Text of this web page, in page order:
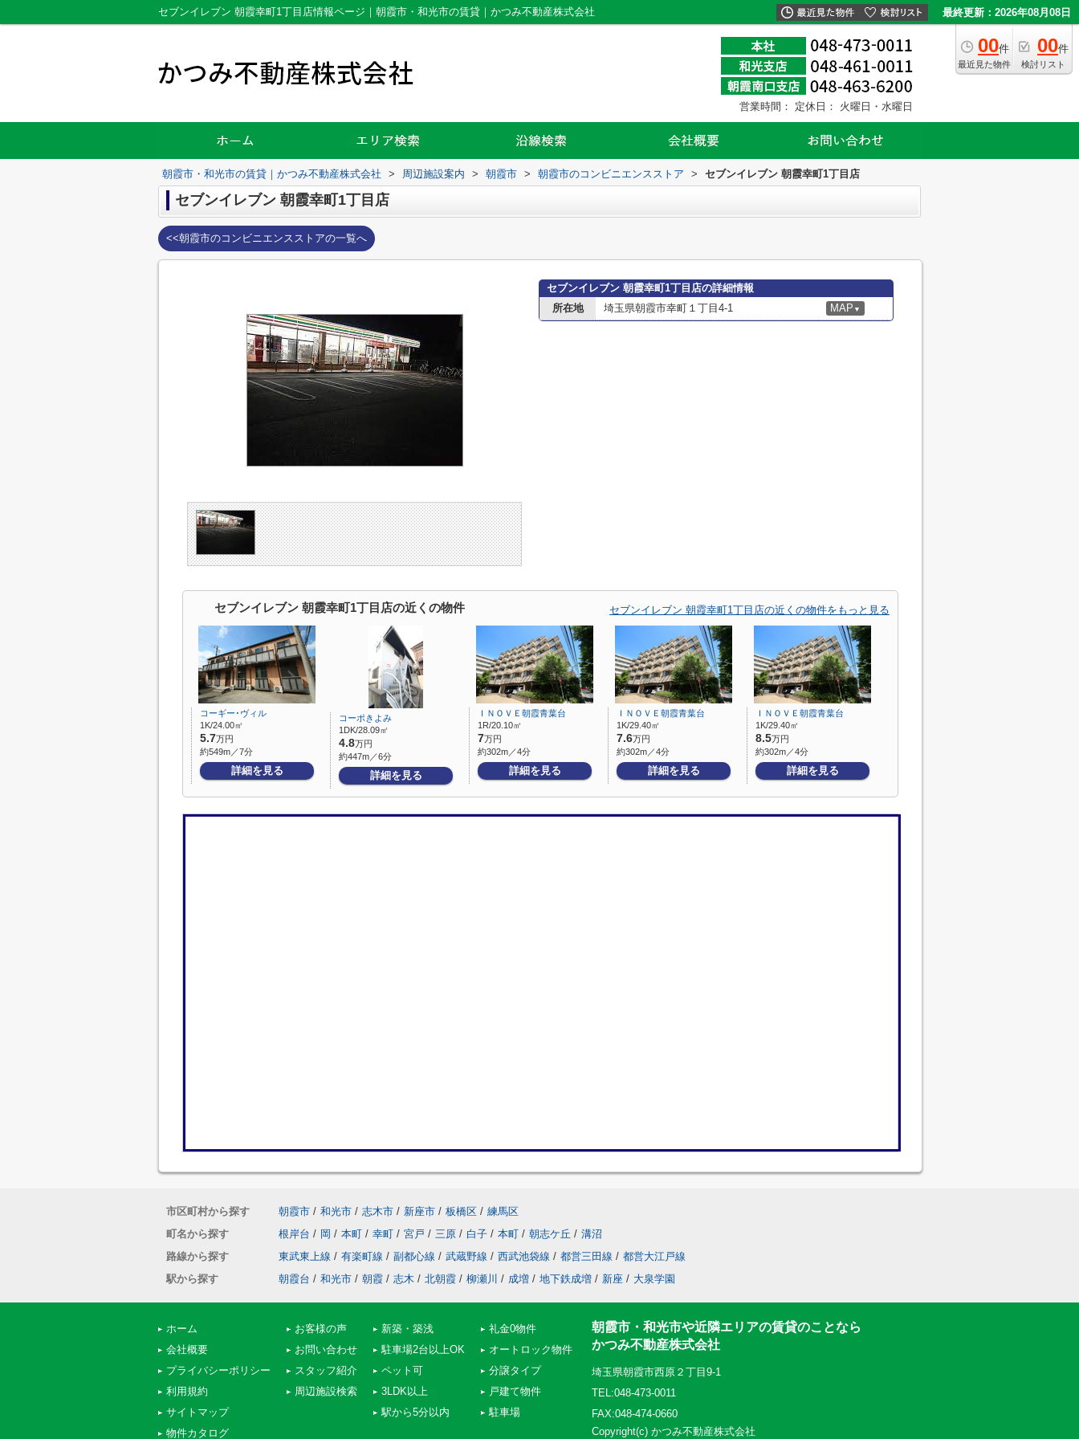
セブンイレブン 朝霞幸町1丁目店情報ページ｜朝霞市・和光市の賃貸｜かつみ不動産株式会社 最終更新：2026年08月08日
00件
最近見た物件
00件
検討リスト
営業時間： 定休日： 火曜日・水曜日
朝霞市・和光市の賃貸｜かつみ不動産株式会社 > 周辺施設案内 > 朝霞市 > 朝霞市のコンビニエンスストア > セブンイレブン 朝霞幸町1丁目店
セブンイレブン 朝霞幸町1丁目店
<<朝霞市のコンビニエンスストアの一覧へ
セブンイレブン 朝霞幸町1丁目店の詳細情報
所在地
埼玉県朝霞市幸町１丁目4-1 MAP ▼
セブンイレブン 朝霞幸町1丁目店の近くの物件 セブンイレブン 朝霞幸町1丁目店の近くの物件をもっと見る
コーギー･ヴィル
1K/24.00㎡
5.7万円
約549m／7分
詳細を見る
コーポきよみ
1DK/28.09㎡
4.8万円
約447m／6分
詳細を見る
ＩＮＯＶＥ朝霞青葉台
1R/20.10㎡
7万円
約302m／4分
詳細を見る
ＩＮＯＶＥ朝霞青葉台
1K/29.40㎡
7.6万円
約302m／4分
詳細を見る
ＩＮＯＶＥ朝霞青葉台
1K/29.40㎡
8.5万円
約302m／4分
詳細を見る
市区町村から探す 朝霞市 / 和光市 / 志木市 / 新座市 / 板橋区 / 練馬区
町名から探す
根岸台 / 岡 / 本町 / 幸町 / 宮戸 / 三原 / 白子 / 本町 / 朝志ケ丘 / 溝沼
路線から探す
東武東上線 / 有楽町線 / 副都心線 / 武蔵野線 / 西武池袋線 / 都営三田線 / 都営大江戸線
駅から探す
朝霞台 / 和光市 / 朝霞 / 志木 / 北朝霞 / 柳瀬川 / 成増 / 地下鉄成増 / 新座 / 大泉学園
ホーム
会社概要
プライバシーポリシー
利用規約
サイトマップ
物件カタログ
お客様の声
お問い合わせ
スタッフ紹介
周辺施設検索
新築・築浅
駐車場2台以上OK
ペット可
3LDK以上
駅から5分以内
礼金0物件
オートロック物件
分譲タイプ
戸建て物件
駐車場
朝霞市・和光市や近隣エリアの賃貸のことなら
かつみ不動産株式会社
埼玉県朝霞市西原２丁目9-1
TEL:048-473-0011
FAX:048-474-0660
Copyright(c) かつみ不動産株式会社